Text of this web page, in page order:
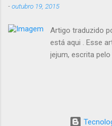
açúcares e
outras
e ainda assim
que LCHF
-outubro 19, 2015
Artigo traduzido
está aqui . Esse
jejum, escrita
Crescimento
calórica x Jejum